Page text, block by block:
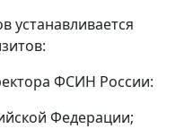
устанавливается
ФСИН России:
Федерации;